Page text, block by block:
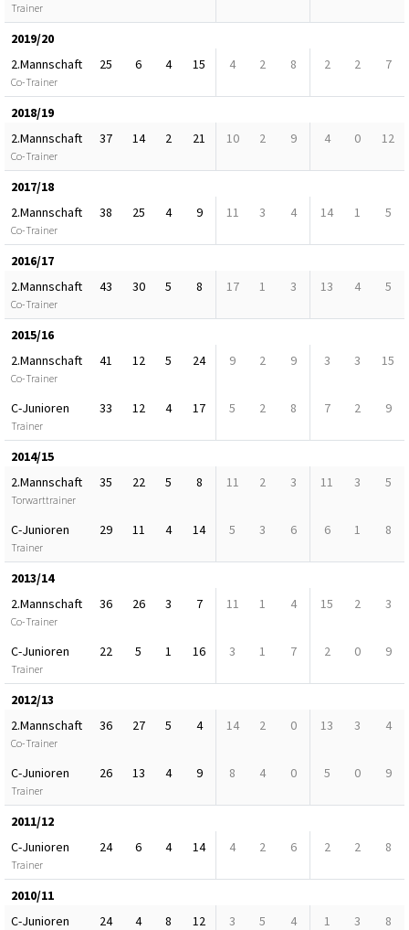
Trainer
2019/20
2.Mannschaft
Co-Trainer
25 6 4 15 4 2 8 2 2 7
2018/19
2.Mannschaft
Co-Trainer
37 14 2 21 10 2 9 4 0 12
2017/18
2.Mannschaft
Co-Trainer
38 25 4 9 11 3 4 14 1 5
2016/17
2.Mannschaft
Co-Trainer
43 30 5 8 17 1 3 13 4 5
2015/16
2.Mannschaft
Co-Trainer
41 12 5 24 9 2 9 3 3 15
C-Junioren
Trainer
33 12 4 17 5 2 8 7 2 9
2014/15
2.Mannschaft
Torwarttrainer
35 22 5 8 11 2 3 11 3 5
C-Junioren
Trainer
29 11 4 14 5 3 6 6 1 8
2013/14
2.Mannschaft
Co-Trainer
36 26 3 7 11 1 4 15 2 3
C-Junioren
Trainer
22 5 1 16 3 1 7 2 0 9
2012/13
2.Mannschaft
Co-Trainer
36 27 5 4 14 2 0 13 3 4
C-Junioren
Trainer
26 13 4 9 8 4 0 5 0 9
2011/12
C-Junioren
Trainer
24 6 4 14 4 2 6 2 2 8
2010/11
C-Junioren
24 4 8 12 3 5 4 1 3 8